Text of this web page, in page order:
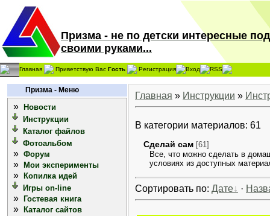
Призма - не по детски интересные
своими руками...
Главная Приветствую Вас Гость Регистрация Вход RSS
Призма - Меню
»
Новости
Инструкции
Каталог файлов
Фотоальбом
» Форум
» Мои эксперименты
»
Копилка идей
Игры on-line
» Гостевая книга
» Каталог сайтов
Главная » Инструкции »
В категории материалов: 61
Сделай сам [61]
Все, что можно сделать в
условиях из доступных
Сортировать по: Дате ·